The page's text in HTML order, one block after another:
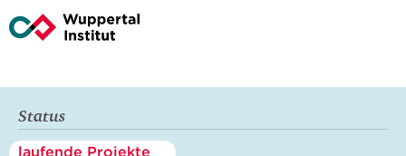
Status
laufende Projekte